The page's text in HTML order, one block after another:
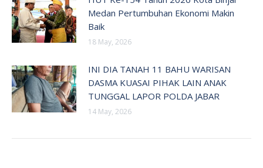
Medan Pertumbuhan Ekonomi Makin
Baik
18 May, 2026
INI DIA TANAH 11 BAHU WARISAN
DASMA KUASAI PIHAK LAIN ANAK
TUNGGAL LAPOR POLDA JABAR
14 May, 2026